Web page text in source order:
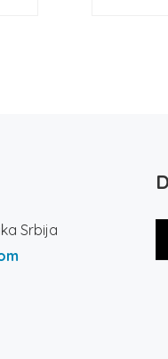
Srbija